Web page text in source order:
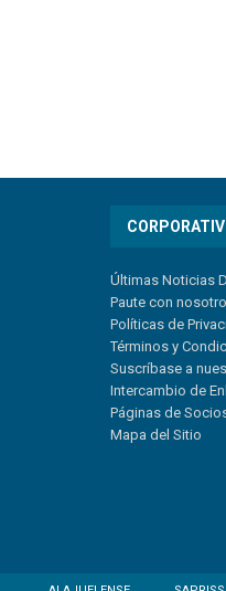
Últimas Noticias
Paute con
Políticas de
Términos y
Suscríbase a
Intercambio de
Páginas de
Mapa del Sitio